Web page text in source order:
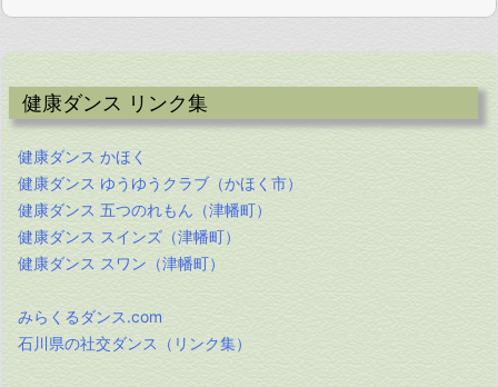
健康ダンス リンク集
健康ダンス かほく
健康ダンス ゆうゆうクラブ（かほく市）
健康ダンス 五つのれもん（津幡町）
健康ダンス スインズ（津幡町）
健康ダンス スワン（津幡町）
みらくるダンス.com
石川県の社交ダンス（リンク集）